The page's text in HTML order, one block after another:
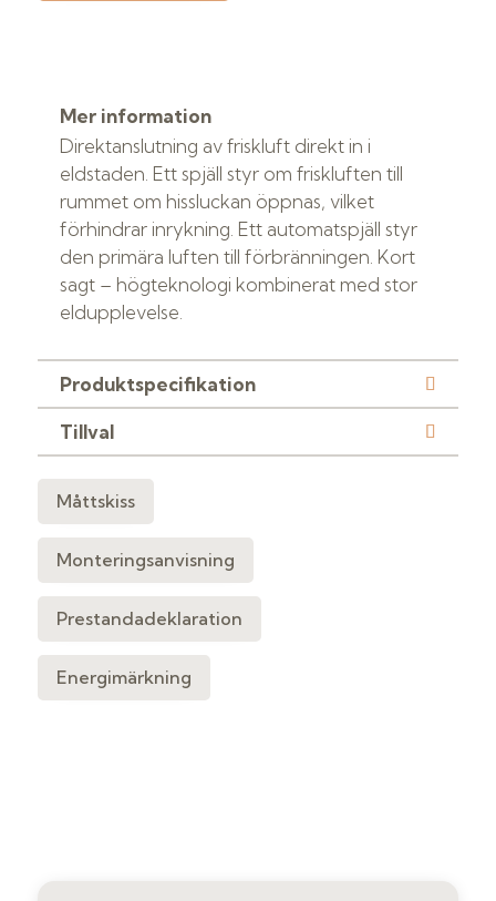
Mer information
Direktanslutning av friskluft direkt in i
eldstaden. Ett spjäll styr om friskluften till
rummet om hissluckan öppnas, vilket
förhindrar inrykning. Ett automatspjäll styr
den primära luften till förbränningen. Kort
sagt – högteknologi kombinerat med stor
eldupplevelse.
Produktspecifikation
Tillval
Måttskiss
Monteringsanvisning
Prestandadeklaration
Energimärkning